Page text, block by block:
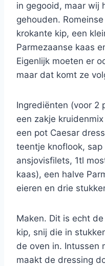
in gegooid, maar wij
gehouden.
krokante kip, een
Parmezaanse kaas
Eigenlijk moeten er
maar dat komt ze
Ingrediënten (voor 2
een zakje
een pot Caesar
teentje knoflook,
ansjovisfilets, 1tl
kaas), een halve
eieren en drie
Maken. Dit is echt
kip, snij die in
de oven in. Intussen
maakt de dressing